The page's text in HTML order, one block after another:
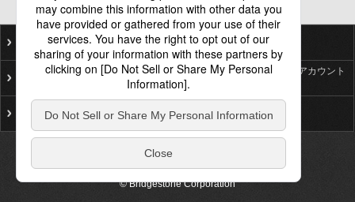
ご利用にあたって 個人情報保護基本方針
プライバシーポリシー
ソーシャルメディア公式アカウント
サイトマップ お問い合わせ
© Bridgestone Corporation